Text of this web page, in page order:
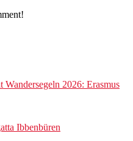
Wandersegeln 2026: Erasmus
Ibbenbüren